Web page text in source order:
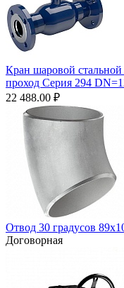
Кран шаровой
проход Серия 294
22 488.00 ₽
Отвод 30 градусов
Договорная